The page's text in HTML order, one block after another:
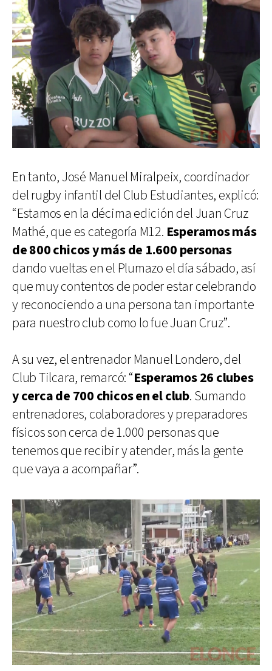
En tanto, José Manuel Miralpeix, coordinador
del rugby infantil del Club Estudiantes, explicó:
“Estamos en la décima edición del Juan Cruz
Mathé, que es categoría M12. Esperamos más
de 800 chicos y más de 1.600 personas
dando vueltas en el Plumazo el día sábado, así
que muy contentos de poder estar celebrando
y reconociendo a una persona tan importante
para nuestro club como lo fue Juan Cruz”.
A su vez, el entrenador Manuel Londero, del
Club Tilcara, remarcó: “Esperamos 26 clubes
y cerca de 700 chicos en el club. Sumando
entrenadores, colaboradores y preparadores
físicos son cerca de 1.000 personas que
tenemos que recibir y atender, más la gente
que vaya a acompañar”.